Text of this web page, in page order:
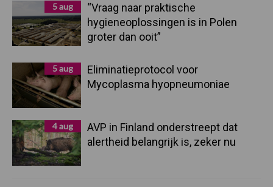
5 aug
“Vraag naar praktische
hygieneoplossingen is in Polen
groter dan ooit”
5 aug
Eliminatieprotocol voor
Mycoplasma hyopneumoniae
4 aug
AVP in Finland onderstreept dat
alertheid belangrijk is, zeker nu